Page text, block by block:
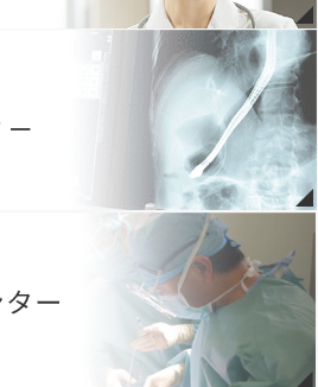
Peace Project 受講生募集中（Link資
を記入の上、お申し込みくださ
に掲載されました。詳しくはこちらの
結果報告書を更新いたしました。